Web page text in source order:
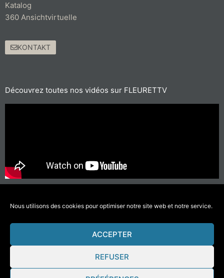
Nous utilisons des cookies pour optimiser notre site web et notre service.
ACCEPTER
REFUSER
Katalog
360 Ansichtvirtuelle
KONTAKT
Découvrez toutes nos vidéos sur FLEURETTV
#SichBewegenWenigerVerschmutzen